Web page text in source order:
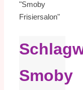
"Smoby
Frisiersalon"
Smoby